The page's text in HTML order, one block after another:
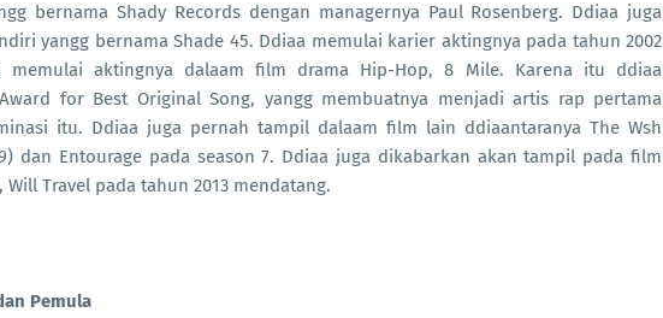
bernama Shady Records dengan managernya Paul Rosenberg. Ddiaa juga
yangg bernama Shade 45. Ddiaa memulai karier aktingnya pada tahun 2002
memulai aktingnya dalaam film drama Hip-Hop, 8 Mile. Karena itu ddiaa
for Best Original Song, yangg membuatnya menjadi artis rap pertama
itu. Ddiaa juga pernah tampil dalaam film lain ddiaantaranya The Wsh
dan Entourage pada season 7. Ddiaa juga dikabarkan akan tampil pada film
Will Travel pada tahun 2013 mendatang.
Pemula